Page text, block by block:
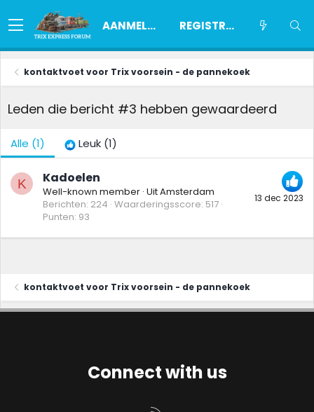
AANMELDEN REGISTREREN
kontaktvoet voor Trix voorsein - de pannekoek
Leden die bericht #3 hebben gewaardeerd
Alle (1) Leuk (1)
K
13 dec 2023
Kadoelen
Well-known member · UitAmsterdam
Berichten 224 Waarderingsscore 517
Punten 93
kontaktvoet voor Trix voorsein - de pannekoek
Connect with us